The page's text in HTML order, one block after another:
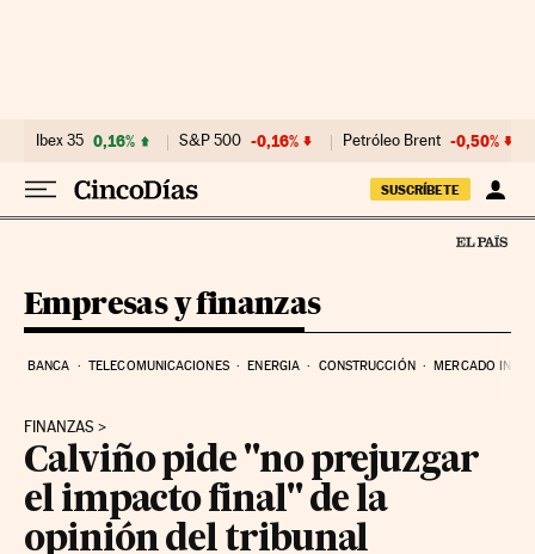
Ibex 35 0,16% S&P 500 -0,16% Petróleo Brent -0,50%
SUSCRÍBETE
Empresas y finanzas
BANCA TELECOMUNICACIONES ENERGIA CONSTRUCCIÓN MERCADO
FINANZAS
Calviño pide "no prejuzgar
el impacto final" de la
opinión del tribunal